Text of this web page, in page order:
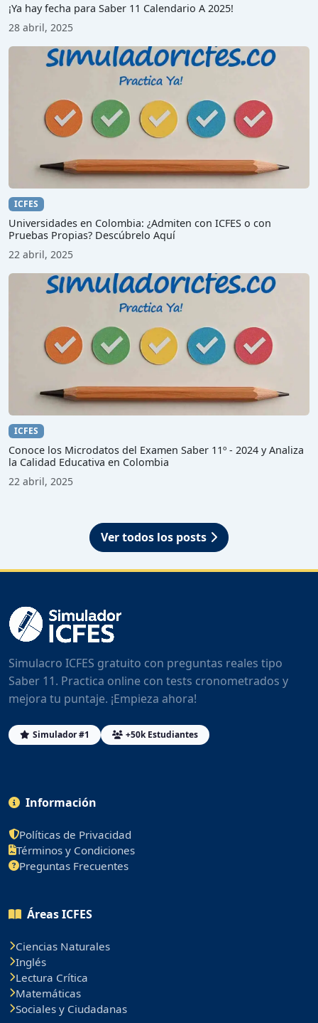
¡Ya hay fecha para Saber 11 Calendario A 2025!
28 abril, 2025
ICFES
Universidades en Colombia: ¿Admiten con ICFES o con
Pruebas Propias? Descúbrelo Aquí
22 abril, 2025
ICFES
Conoce los Microdatos del Examen Saber 11º - 2024 y Analiza
la Calidad Educativa en Colombia
22 abril, 2025
Ver todos los posts
Simulacro ICFES gratuito con preguntas reales tipo
Saber 11. Practica online con tests cronometrados y
mejora tu puntaje. ¡Empieza ahora!
Simulador #1 +50k Estudiantes
Información
Políticas de Privacidad
Términos y Condiciones
Preguntas Frecuentes
Áreas ICFES
Ciencias Naturales
Inglés
Lectura Crítica
Matemáticas
Sociales y Ciudadanas